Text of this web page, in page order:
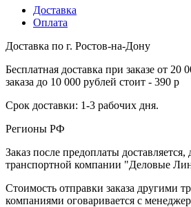
Доставка
Оплата
Доставка по г. Ростов-на-Дону
Бесплатная доставка при заказе от 20
заказа до 10 000 рублей стоит - 390 р
Срок доставки: 1-3 рабочих дня.
Регионы РФ
Заказ после предоплаты доставляется,
транспортной компании "Деловые
Стоимость отправки заказа другими
компаниями оговаривается с